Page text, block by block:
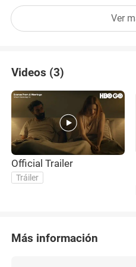
prominente en
por una constante
impulsado desde roles
Ver
Videos (3)
Official Trailer
Tráiler
Más información